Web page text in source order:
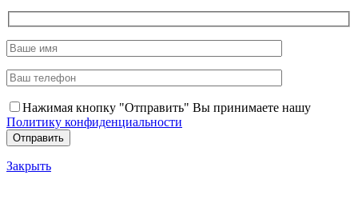
Нажимая кнопку "Отправить" Вы принимаете нашу
Политику конфиденциальности
Закрыть